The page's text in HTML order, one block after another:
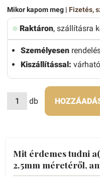
Mikor kapom meg | Fizetés,
Raktáron, szállításra
Személyesen
Kiszállítással:
db
Mit érdemes tudni
2.5mm méretéről,